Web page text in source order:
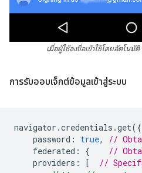
เมื่อผู้ใช้ลงชื่อเข้าใช้โดยอัตโนมั
การรับออบเจ็กต์ข้อมูลเข้าสู่ระบบ
navigator .credentials .get({
password : true,
//
federated : {
//
providers : [
//